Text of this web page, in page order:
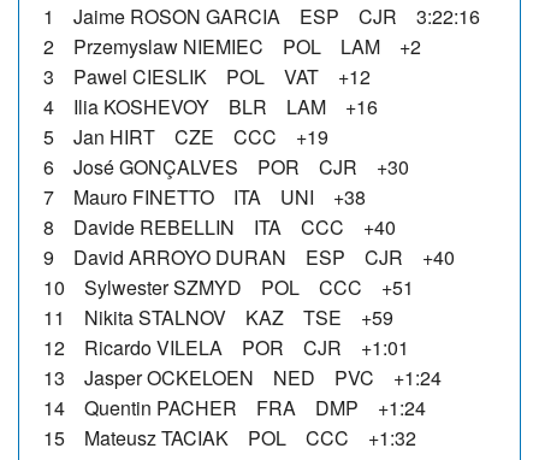
1 Jaime ROSON GARCIA ESP CJR 3:22:16
2 Przemyslaw NIEMIEC POL LAM +2
3 Pawel CIESLIK POL VAT +12
4 Ilia KOSHEVOY BLR LAM +16
5 Jan HIRT CZE CCC +19
6 José GONÇALVES POR CJR +30
7 Mauro FINETTO ITA UNI +38
8 Davide REBELLIN ITA CCC +40
9 David ARROYO DURAN ESP CJR +40
10 Sylwester SZMYD POL CCC +51
11 Nikita STALNOV KAZ TSE +59
12 Ricardo VILELA POR CJR +1:01
13 Jasper OCKELOEN NED PVC +1:24
14 Quentin PACHER FRA DMP +1:24
15 Mateusz TACIAK POL CCC +1:32